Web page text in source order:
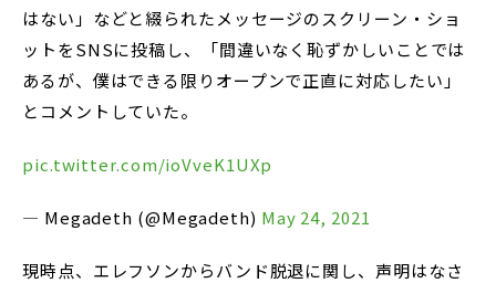
はない」などと綴られたメッセージのスクリーン・ショ
ットをSNSに投稿し、「間違いなく恥ずかしいことでは
あるが、僕はできる限りオープンで正直に対応したい」
とコメントしていた。
pic.twitter.com/ioVveK1UXp
— Megadeth (@Megadeth) May 24, 2021
現時点、エレフソンからバンド脱退に関し、声明はなさ